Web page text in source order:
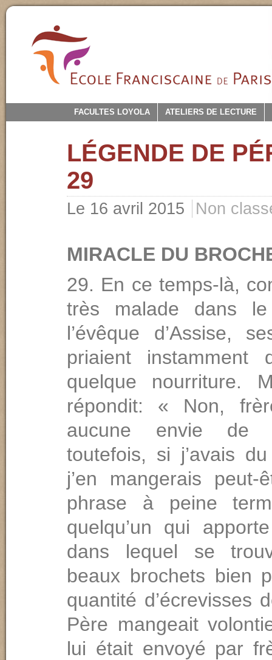
FACULTES LOYOLA ATELIERS DE LECTURE
LÉGENDE DE
29
Le 16 avril 2015 Non
MIRACLE DU
En ce temps-là,
très malade dans
l’évêque d’Assise,
priaient instamment
quelque nourriture.
répondit: « Non,
aucune envie de
toutefois, si j’avais
j’en mangerais
phrase à peine
quelqu’un qui
dans lequel se
beaux brochets bien
quantité d’écrevisses
Père mangeait
lui était envoyé par